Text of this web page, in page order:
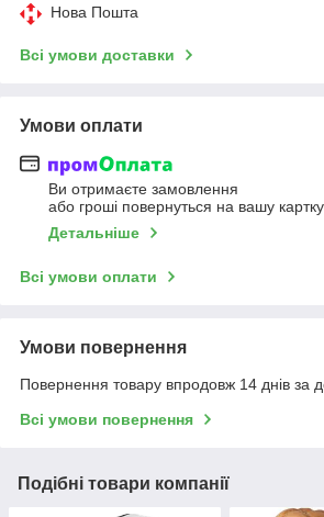
Нова Пошта
Всі умови доставки
Умови оплати
Ви отримаєте замовлення
або гроші повернуться на вашу картку
Детальніше
Всі умови оплати
Умови повернення
Повернення товару впродовж 14 днів за
Всі умови повернення
Подібні товари компанії